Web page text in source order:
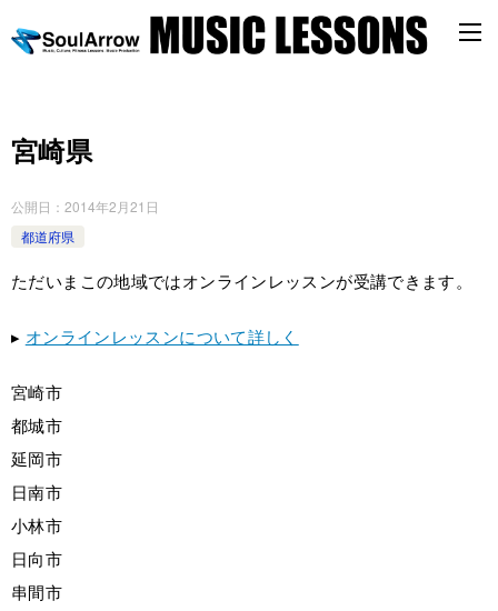
宮崎県
公開日： 2014年2月21日
都道府県
ただいまこの地域ではオンラインレッスンが受講できます。
▸ オンラインレッスンについて詳しく
宮崎市
都城市
延岡市
日南市
小林市
日向市
串間市